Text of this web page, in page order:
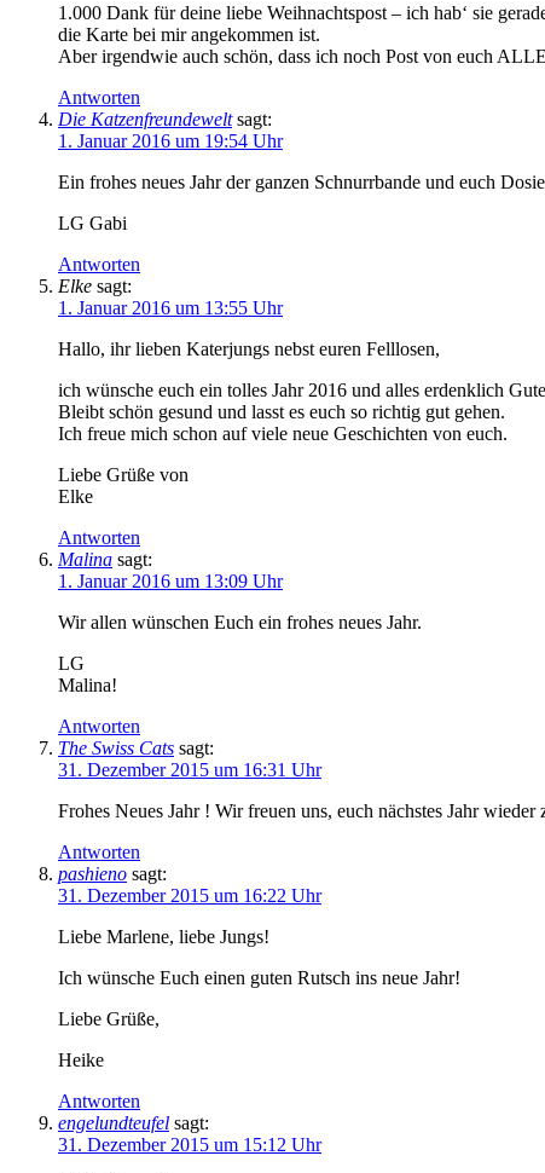
1.000 Dank für deine liebe Weihnachtspost – ich hab‘ sie
die Karte bei mir angekommen ist.
Aber irgendwie auch schön, dass ich noch Post von euch
Antworten
Die Katzenfreundewelt sagt:
1. Januar 2016 um 19:54 Uhr
Ein frohes neues Jahr der ganzen Schnurrbande und euch
LG Gabi
Antworten
Elke sagt:
1. Januar 2016 um 13:55 Uhr
Hallo, ihr lieben Katerjungs nebst euren Felllosen,
ich wünsche euch ein tolles Jahr 2016 und alles erdenklich
Bleibt schön gesund und lasst es euch so richtig gut gehen.
Ich freue mich schon auf viele neue Geschichten von euch.
Liebe Grüße von
Elke
Antworten
Malina sagt:
1. Januar 2016 um 13:09 Uhr
Wir allen wünschen Euch ein frohes neues Jahr.
LG
Malina!
Antworten
The Swiss Cats sagt:
31. Dezember 2015 um 16:31 Uhr
Frohes Neues Jahr ! Wir freuen uns, euch nächstes Jahr wieder
Antworten
pashieno sagt:
31. Dezember 2015 um 16:22 Uhr
Liebe Marlene, liebe Jungs!
Ich wünsche Euch einen guten Rutsch ins neue Jahr!
Liebe Grüße,
Heike
Antworten
engelundteufel sagt:
31. Dezember 2015 um 15:12 Uhr